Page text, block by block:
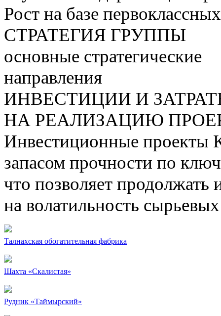
Рост на базе
СТРАТЕГИЯ ГРУППЫ
основные стратегические
направления
ИНВЕСТИЦИИ И
НА РЕАЛИЗАЦИЮ
Инвестиционные проекты
запасом прочности по
что позволяет продолжать
на волатильность
Талнахская обогатительная фабрика
Шахта «Скалистая»
Рудник «Таймырский»